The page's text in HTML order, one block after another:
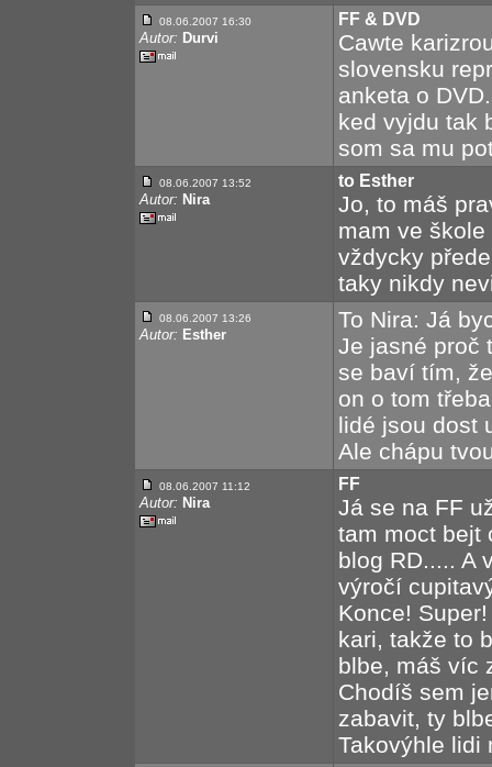
08.06.2007 16:30
Autor: Durvi
FF & DVD
Cawte
slovensku
anketa o
ked vyjdu tak
som sa mu
08.06.2007 13:52
Autor: Nira
to Esther
Jo, to máš
mam ve
vždycky
taky nikdy
08.06.2007 13:26
Autor: Esther
To Nira: Já
Je jasné proč
se baví tím,
on o tom
lidé jsou dost
Ale chápu
08.06.2007 11:12
Autor: Nira
FF
Já se na FF
tam moct bejt
blog RD..... A
výročí
Konce!
kari, takže to
blbe, máš víc
Chodíš sem
zabavit, ty
Takovýhle lidi